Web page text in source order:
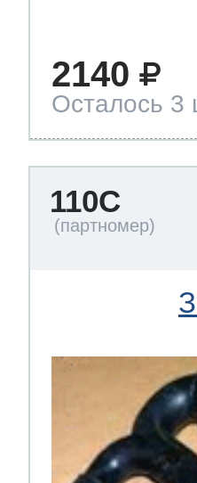
2140
Осталось 3
110C